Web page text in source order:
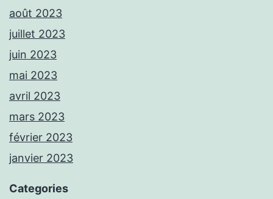
août 2023
juillet 2023
juin 2023
mai 2023
avril 2023
mars 2023
février 2023
janvier 2023
Categories